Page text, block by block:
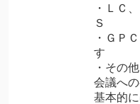
・ＬＣ
Ｓ
・ＧＰ
す
・その
会議への
基本的